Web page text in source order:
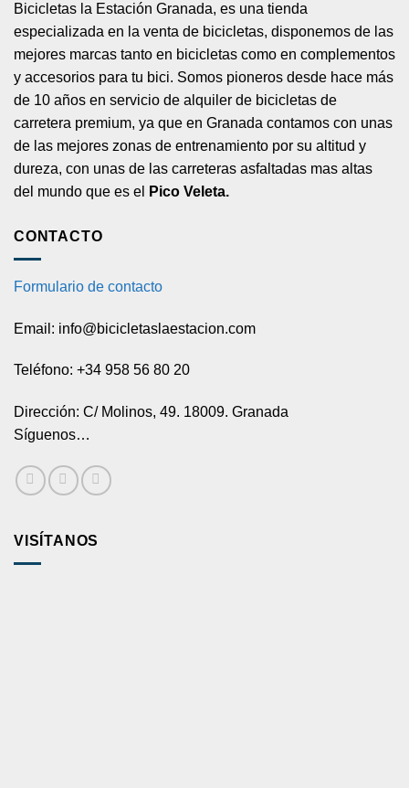
Bicicletas la Estación Granada, es una tienda
especializada en la venta de bicicletas, disponemos de las
mejores marcas tanto en bicicletas como en complementos
y accesorios para tu bici. Somos pioneros desde hace más
de 10 años en servicio de alquiler de bicicletas de
carretera premium, ya que en Granada contamos con unas
de las mejores zonas de entrenamiento por su altitud y
dureza, con unas de las carreteras asfaltadas mas altas
del mundo que es el
Pico Veleta.
CONTACTO
Formulario de contacto
Email: info@bicicletaslaestacion.com
Teléfono: +34 958 56 80 20
Dirección: C/ Molinos, 49. 18009. Granada
Síguenos…
VISÍTANOS